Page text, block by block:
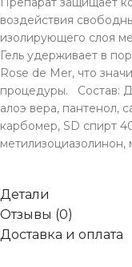
воздействия
изолирующего слоя
Гель удерживает в
Rose de Mer, что
процедуры. Состав:
алоэ вера, пантенол,
карбомер, SD спирт
метилизоциазолинон,
Детали
Отзывы (0)
Доставка и оплата